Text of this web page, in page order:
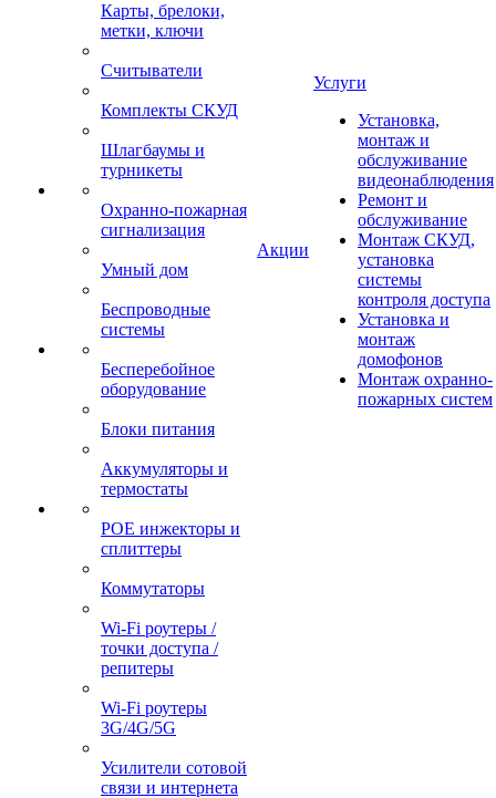
Карты, брелоки,
метки, ключи
Считыватели
Комплекты СКУД
Шлагбаумы и
турникеты
Охранно-пожарная
сигнализация
Умный дом
Беспроводные
системы
Бесперебойное
оборудование
Блоки питания
Аккумуляторы и
термостаты
POE инжекторы и
сплиттеры
Коммутаторы
Wi-Fi роутеры /
точки доступа /
репитеры
Wi-Fi роутеры
3G/4G/5G
Усилители сотовой
связи и интернета
Акции
Услуги
Установка,
монтаж и
обслуживание
видеонаблюдения
Ремонт и
обслуживание
Монтаж СКУД,
установка
системы
контроля доступа
Установка и
монтаж
домофонов
Монтаж охранно-
пожарных систем